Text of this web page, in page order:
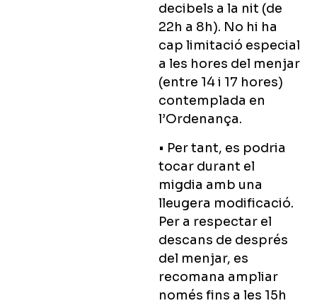
decibels a la nit (de
22h a 8h). No hi ha
cap limitació especial
a les hores del menjar
(entre 14 i 17 hores)
contemplada en
l’Ordenança.
• Per tant, es podria
tocar durant el
migdia amb una
lleugera modificació.
Per a respectar el
descans de després
del menjar, es
recomana ampliar
només fins a les 15h